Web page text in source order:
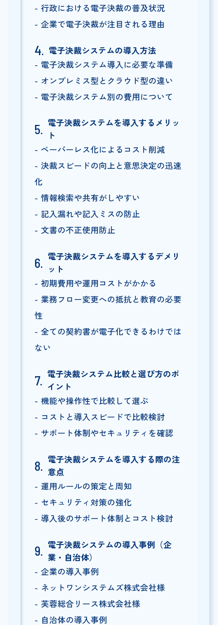
行政における電子決裁の普及状況
企業で電子決裁が注目される理由
電子決裁システムの導入方法
電子決裁システム導入に必要な準備
オンプレミス型とクラウド型の違い
電子決裁システム別の費用について
電子決裁システムを導入するメリッ
ト
ペーパーレス化によるコスト削減
決裁スピードの向上と意思決定の迅速
化
情報検索や共有がしやすい
記入漏れや記入ミスの防止
文書の不正使用防止
電子決裁システムを導入するデメリ
ット
初期費用や運用コストがかかる
業務フロー変更への抵抗と教育の必要
性
全ての契約書が電子化できるわけでは
ない
電子決裁システム比較と選び方のポ
イント
機能や操作性で比較して選ぶ
コストと導入スピードで比較検討
サポート体制やセキュリティを確認
電子決裁システムを導入する際の注
意点
運用ルールの策定と周知
セキュリティ対策の強化
導入後のサポート体制とコスト検討
電子決裁システムの導入事例（企
業・自治体）
企業の導入事例
ネットワンシステムズ株式会社様
芙蓉総合リース株式会社様
自治体の導入事例